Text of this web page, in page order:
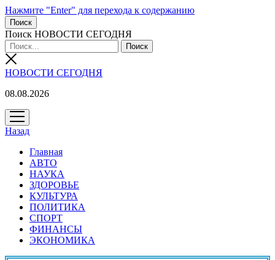
Нажмите "Enter" для перехода к содержанию
Поиск
Поиск НОВОСТИ СЕГОДНЯ
НОВОСТИ СЕГОДНЯ
08.08.2026
открыть
меню
Назад
Главная
АВТО
НАУКА
ЗДОРОВЬЕ
КУЛЬТУРА
ПОЛИТИКА
СПОРТ
ФИНАНСЫ
ЭКОНОМИКА